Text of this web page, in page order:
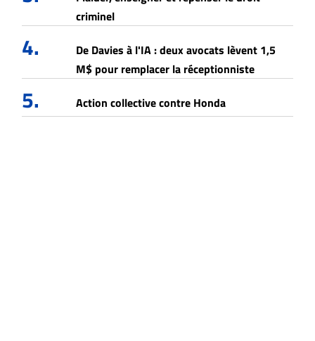
criminel
4.
De Davies à l'IA : deux avocats lèvent 1,5
M$ pour remplacer la réceptionniste
5. Action collective contre Honda